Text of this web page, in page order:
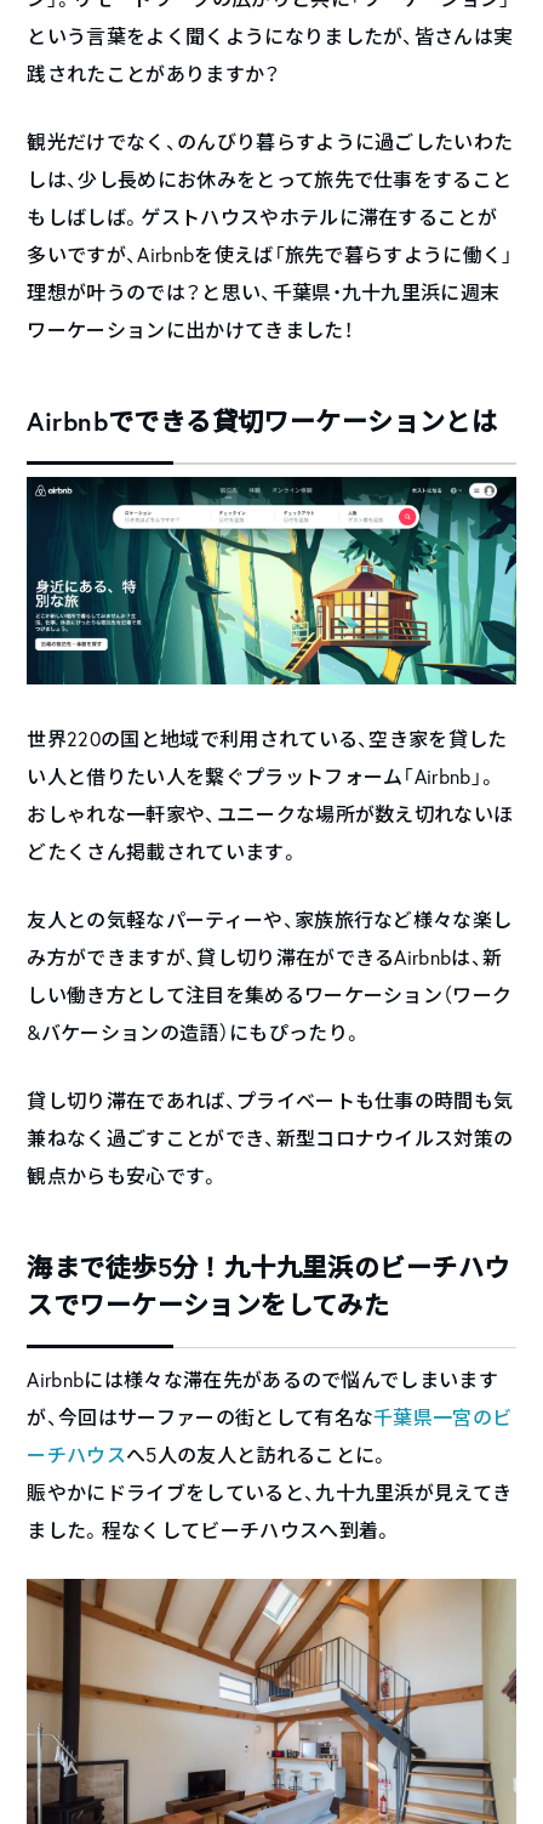
という言葉をよく聞くようになりましたが、皆さんは実
践されたことがありますか？
観光だけでなく、のんびり暮らすように過ごしたいわた
しは、少し長めにお休みをとって旅先で仕事をすること
もしばしば。ゲストハウスやホテルに滞在することが
多いですが、Airbnbを使えば「旅先で暮らすように働く」
理想が叶うのでは？と思い、千葉県・九十九里浜に週末
ワーケーションに出かけてきました！
Airbnbでできる貸切ワーケーションとは
世界220の国と地域で利用されている、空き家を貸した
い人と借りたい人を繋ぐプラットフォーム「Airbnb」。
おしゃれな一軒家や、ユニークな場所が数え切れないほ
どたくさん掲載されています。
友人との気軽なパーティーや、家族旅行など様々な楽し
み方ができますが、貸し切り滞在ができるAirbnbは、新
しい働き方として注目を集めるワーケーション（ワーク
&バケーションの造語）にもぴったり。
貸し切り滞在であれば、プライベートも仕事の時間も気
兼ねなく過ごすことができ、新型コロナウイルス対策の
観点からも安心です。
海まで徒歩5分！九十九里浜のビーチハウ
スでワーケーションをしてみた
Airbnbには様々な滞在先があるので悩んでしまいます
が、今回はサーファーの街として有名な千葉県一宮のビ
ーチハウスへ5人の友人と訪れることに。
賑やかにドライブをしていると、九十九里浜が見えてき
ました。程なくしてビーチハウスへ到着。